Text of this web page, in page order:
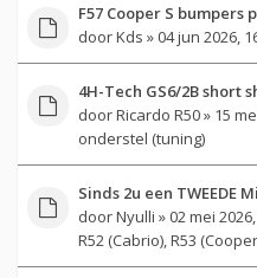
F57 Cooper S bumpers
doorKds » 04 jun 2026,
4H-Tech GS6/2B short
doorRicardo R50» 15
onderstel (tuning)
Sinds 2u een TWEEDE
doorNyulli » 02 mei
R52 (Cabrio), R53